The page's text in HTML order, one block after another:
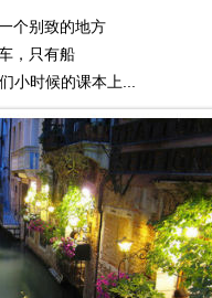
个别致的地方
，只有船
小时候的课本上...